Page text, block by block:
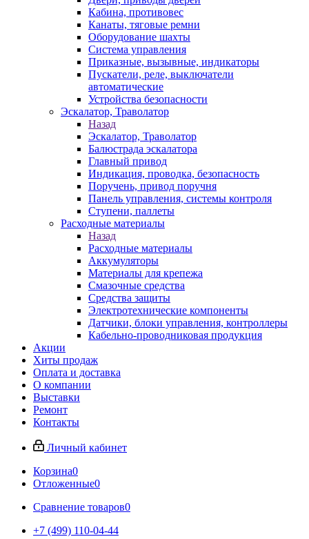
Кабина, противовес
Канаты, тяговые ремни
Оборудование шахты
Система управления
Приказные, вызывные, индикаторы
Пускатели, реле, выключатели
автоматические
Устройства безопасности
Эскалатор, Траволатор
Назад
Эскалатор, Траволатор
Балюстрада эскалатора
Главный привод
Индикация, проводка, безопасность
Поручень, привод поручня
Панель управления, системы контроля
Ступени, паллеты
Расходные материалы
Назад
Расходные материалы
Аккумуляторы
Материалы для крепежа
Смазочные средства
Средства защиты
Электротехнические компоненты
Датчики, блоки управления, контроллеры
Кабельно-проводниковая продукция
Акции
Хиты продаж
Оплата и доставка
О компании
Выставки
Ремонт
Контакты
Личный кабинет
Корзина0
Отложенные0
Сравнение товаров0
+7 (499) 110-04-44